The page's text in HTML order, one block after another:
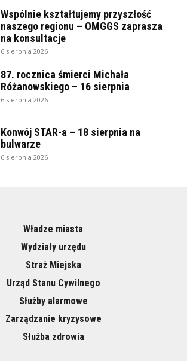
Wspólnie kształtujemy przyszłość
naszego regionu – OMGGS zaprasza
na konsultacje
6 sierpnia 2026
87. rocznica śmierci Michała
Różanowskiego – 16 sierpnia
6 sierpnia 2026
Konwój STAR-a – 18 sierpnia na
bulwarze
6 sierpnia 2026
Władze miasta
Wydziały urzędu
Straż Miejska
Urząd Stanu Cywilnego
Służby alarmowe
Zarządzanie kryzysowe
Służba zdrowia